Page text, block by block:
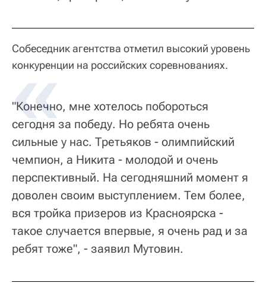
Собеседник агентства отметил высокий уровень
конкуренции на российских соревнованиях.
"Конечно, мне хотелось побороться
сегодня за победу. Но ребята очень
сильные у нас. Третьяков - олимпийский
чемпион, а Никита - молодой и очень
перспективный. На сегодняшний момент я
доволен своим выступлением. Тем более,
вся тройка призеров из Красноярска -
такое случается впервые, я очень рад и за
ребят тоже", - заявил Мутовин.